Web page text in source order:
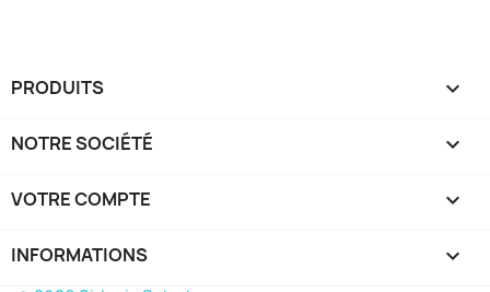
PRODUITS 
NOTRE SOCIÉTÉ 
VOTRE COMPTE 
INFORMATIONS keyboard_arrow_down